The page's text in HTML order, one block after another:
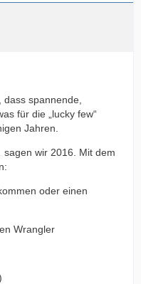
spannende,
für die „lucky few“
Jahren.
wir 2016. Mit dem
oder einen
Wrangler